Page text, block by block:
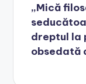
„Mică
dreptul la
obsedată